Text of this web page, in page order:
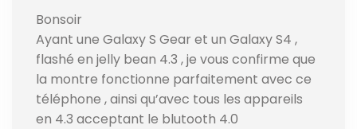
Bonsoir
Ayant une Galaxy S Gear et un Galaxy S4 ,
flashé en jelly bean 4.3 , je vous confirme que
la montre fonctionne parfaitement avec ce
téléphone , ainsi qu’avec tous les appareils
en 4.3 acceptant le blutooth 4.0